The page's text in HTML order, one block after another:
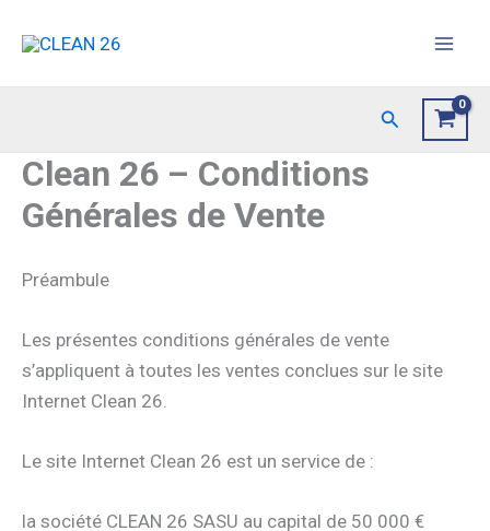
Rechercher
Clean 26 – Conditions
Générales de Vente
Préambule
Les présentes conditions générales de vente
s’appliquent à toutes les ventes conclues sur le site
Internet Clean 26.
Le site Internet Clean 26 est un service de :
la société CLEAN 26 SASU au capital de 50 000 €